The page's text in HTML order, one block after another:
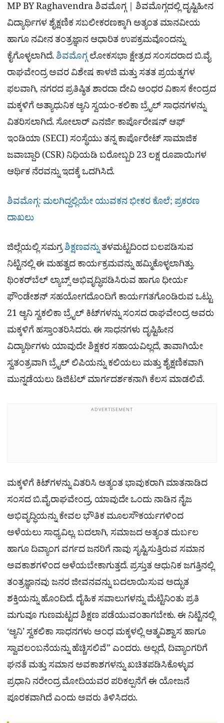
MP BY Raghavendra ಶಿವಮೊಗ್ಗ | ಶಿವಮೊಗ್ಗದಲ್ಲಿ ದೃಷ್ಟಿಹೀನ
ವಿದ್ಯಾರ್ಥಿಗಳ ಶೈಕ್ಷಣಿಕ ಸಬಲೀಕರಣಕ್ಕಾಗಿ ಅತ್ಯಂತ ಮಾನವೀಯ
ಹಾಗೂ ನವೀನ ತಂತ್ರಜ್ಞಾನ ಆಧಾರಿತ ಉಪಕ್ರಮವೊಂದನ್ನು
ಕೈಗೊಳ್ಳಲಾಗಿದೆ.ಶಿವಮೊಗ್ಗಲೋಕಸಭಾ ಕ್ಷೇತ್ರದ ಸಂಸದರಾದ ಬಿ.ವೈ
ರಾಘವೇಂದ್ರ ಅವರ ವಿಶೇಷ ಕಾಳಜಿ ಮತ್ತು ಸತತ ಪ್ರಯತ್ನಗಳ
ಫಲವಾಗಿ, ನಗರದ ಪ್ರತಿಷ್ಠಿತ ಶಾರದಾ ದೇವಿ ಅಂಧರ ವಿಕಾಸ ಕೇಂದ್ರದ
ಮಕ್ಕಳಿಗೆ ಅತ್ಯಾಧುನಿಕ ಆ್ಯನಿ ಸ್ವಯಂ-ಕಲಿಕಾ ಬ್ರೈಲ್ ಸಾಧನಗಳನ್ನು
ವಿತರಿಸಲಾಗಿದೆ. ಸೋಲಾರ್ ಎನರ್ಜಿ ಕಾರ್ಪೊರೇಷನ್ ಆಫ್
ಇಂಡಿಯಾ (SECI) ಸಂಸ್ಥೆಯು ತನ್ನ ಕಾರ್ಪೊರೇಟ್ ಸಾಮಾಜಿಕ
ಜವಾಬ್ದಾರಿ (CSR) ನಿಧಿಯಡಿ ಬರೋಬ್ಬರಿ 23 ಲಕ್ಷ ರೂಪಾಯಿಗಳ
ಆರ್ಥಿಕ ನೆರವನ್ನು ಇದಕ್ಕೆ ಒದಗಿಸಿದೆ.
ಶಿವಮೊಗ್ಗ: ಮಲಗಿದ್ದಲ್ಲಿಯೇ ಯುವಕನ ಭೀಕರ ಕೊಲೆ; ಪ್ರಕರಣ
ದಾಖಲು
ಜಿಲ್ಲೆಯಲ್ಲಿ ಸಮಗ್ರಶಿಕ್ಷಣವನ್ನುತಳಮಟ್ಟದಿಂದ ಬಲಪಡಿಸುವ
ನಿಟ್ಟಿನಲ್ಲಿ ಈ ಮಹತ್ವದ ಕಾರ್ಯಕ್ರಮವನ್ನು ಹಮ್ಮಿಕೊಳ್ಳಲಾಗಿತ್ತು.
ಥಿಂಕರ್‌ಬೆಲ್ ಲ್ಯಾಬ್ಸ್ ಅಭಿವೃದ್ಧಿಪಡಿಸಿರುವ ಹಾಗೂ ಧೀರ್ಯ
ಫೌಂಡೇಶನ್ ಸಹಯೋಗದೊಂದಿಗೆ ಕಾರ್ಯಗತಗೊಂಡಿರುವ ಒಟ್ಟು
21 ಆ್ಯನಿ ಸ್ವಕಲಿಕಾ ಬ್ರೈಲ್ ಕಿಟ್‌ಗಳನ್ನು ಸಂಸದ ರಾಘವೇಂದ್ರ ಅವರು
ಮಕ್ಕಳಿಗೆ ಹಸ್ತಾಂತರಿಸಿದರು. ಈ ಸಾಧನಗಳು ದೃಷ್ಟಿಹೀನ
ವಿದ್ಯಾರ್ಥಿಗಳು ಯಾವುದೇ ಶಿಕ್ಷಕರ ಸಹಾಯವಿಲ್ಲದೆ, ತಾವಾಗಿಯೇ
ಸ್ವತಂತ್ರವಾಗಿ ಬ್ರೈಲ್ ಲಿಪಿಯನ್ನು ಕಲಿಯಲು ಮತ್ತು ಶೈಕ್ಷಣಿಕವಾಗಿ
ಮುನ್ನಡೆಯಲು ಡಿಜಿಟಲ್ ಮಾರ್ಗದರ್ಶಕನಾಗಿ ಕೆಲಸ ಮಾಡಲಿವೆ.
ADVERTISEMENT
ಮಕ್ಕಳಿಗೆ ಕಿಟ್‌ಗಳನ್ನು ವಿತರಿಸಿ ಅತ್ಯಂತ ಭಾವುಕರಾಗಿ ಮಾತನಾಡಿದ
ಸಂಸದ ಬಿ.ವೈ.ರಾಘವೇಂದ್ರ, ಯಾವುದೇ ಒಂದು ನಾಡಿನ ನೈಜ
ಅಭಿವೃದ್ಧಿಯನ್ನು ಕೇವಲ ಭೌತಿಕ ಮೂಲಸೌಕರ್ಯಗಳಿಂದ
ಅಳೆಯಲು ಸಾಧ್ಯವಿಲ್ಲ. ಬದಲಾಗಿ, ಸಮಾಜದ ಅತ್ಯಂತ ದುರ್ಬಲ
ಹಾಗೂ ದಿವ್ಯಾಂಗ ವರ್ಗದ ಜನರಿಗೆ ನಾವು ಸೃಷ್ಟಿಸುತ್ತಿರುವ ಸಮಾನ
ಅವಕಾಶಗಳಿಂದ ಅಳೆಯಬೇಕಾಗುತ್ತದೆ. ಪ್ರಸ್ತುತ ಆಧುನಿಕ ಜಗತ್ತಿನಲ್ಲಿ
ತಂತ್ರಜ್ಞಾನವು ಜನರ ಜೀವನವನ್ನು ಬದಲಾಯಿಸುವ ಅದ್ಭುತ
ಶಕ್ತಿಯನ್ನು ಹೊಂದಿದೆ. ದೈಹಿಕ ಸವಾಲುಗಳನ್ನು ಮೆಟ್ಟಿನಿಂತು ಪ್ರತಿ
ಮಗುವೂ ಗುಣಮಟ್ಟದ ಶಿಕ್ಷಣ ಪಡೆಯುವಂತಾಗಬೇಕು. ಈ ನಿಟ್ಟಿನಲ್ಲಿ
‘ಆ್ಯನಿ’ ಸ್ವಕಲಿಕಾ ಸಾಧನಗಳು ಅಂಧ ಮಕ್ಕಳಲ್ಲಿ ಆತ್ಮವಿಶ್ವಾಸ ಹಾಗೂ
ಸ್ವಾವಲಂಬನೆಯನ್ನು ಹೆಚ್ಚಿಸಲಿವೆ” ಎಂದರು. ಅಲ್ಲದೆ, ದಿವ್ಯಾಂಗರಿಗೆ
ಘನತೆ ಮತ್ತು ಸಮಾನ ಅವಕಾಶಗಳನ್ನು ಖಚಿತಪಡಿಸಿಕೊಳ್ಳುವ
ಪ್ರಧಾನಿ ನರೇಂದ್ರ ಮೋದಿಯವರ ಪರಿಕಲ್ಪನೆಗೆ ಈ ಯೋಜನೆ
ಪೂರಕವಾಗಿದೆ ಎಂದು ಅವರು ತಿಳಿಸಿದರು.